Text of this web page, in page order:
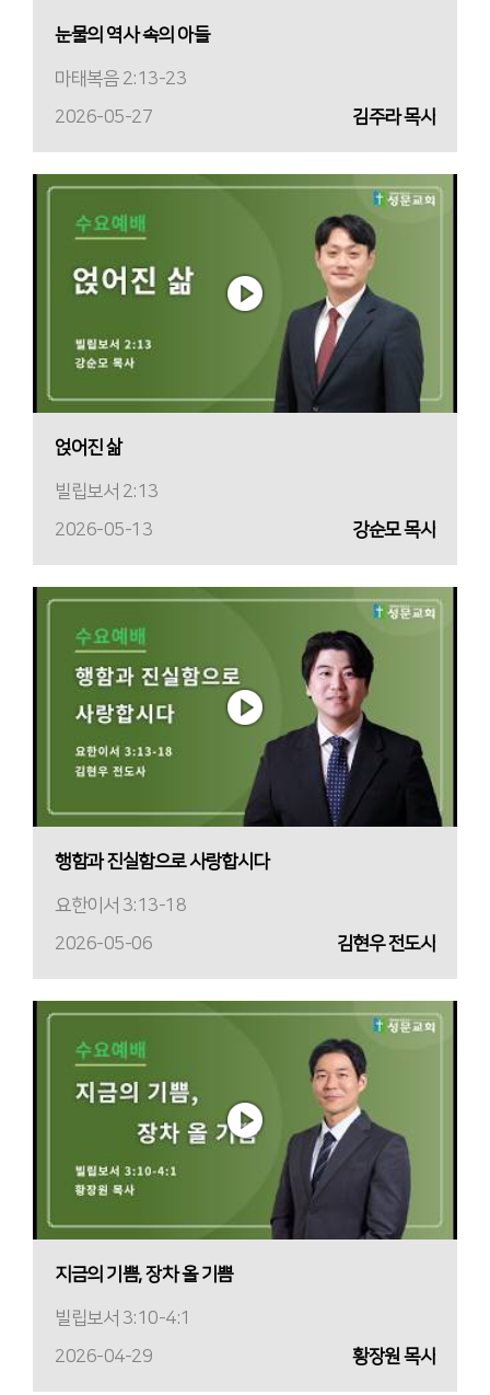
눈물의 역사 속의 아들
마태복음 2:13-23
2026-05-27
김주라 목사
얹어진 삶
빌립보서 2:13
2026-05-13
강순모 목사
행함과 진실함으로 사랑합시다
요한이서 3:13-18
2026-05-06
김현우 전도사
지금의 기쁨, 장차 올 기쁨
빌립보서 3:10-4:1
2026-04-29
황장원 목사